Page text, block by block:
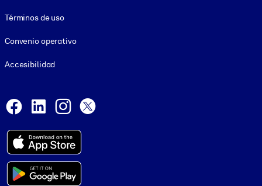
Términos de uso
Convenio operativo
Accesibilidad
Facebook
LinkedInInstagram